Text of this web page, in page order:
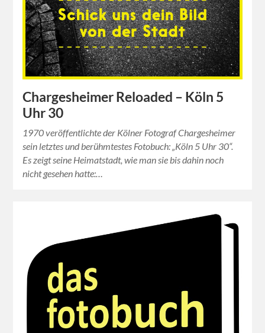
Chargesheimer Reloaded – Köln 5
Uhr 30
1970 veröffentlichte der Kölner Fotograf Chargesheimer
sein letztes und berühmtestes Fotobuch: „Köln 5 Uhr 30“.
Es zeigt seine Heimatstadt, wie man sie bis dahin noch
nicht gesehen hatte:…